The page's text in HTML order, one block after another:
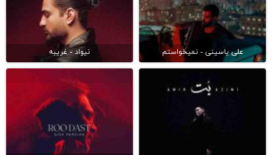
علی یاسینی - نمیخواستم نیواد - غریبه